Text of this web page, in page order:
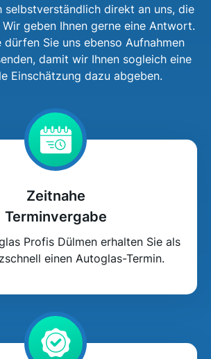
selbstverständlich direkt an uns, die
geben Ihnen gerne eine Antwort.
Sie uns ebenso Aufnahmen
damit wir Ihnen sogleich eine
Einschätzung dazu abgeben.
Zeitnahe
Terminvergabe
Profis Dülmen erhalten Sie als
einen Autoglas-Termin.